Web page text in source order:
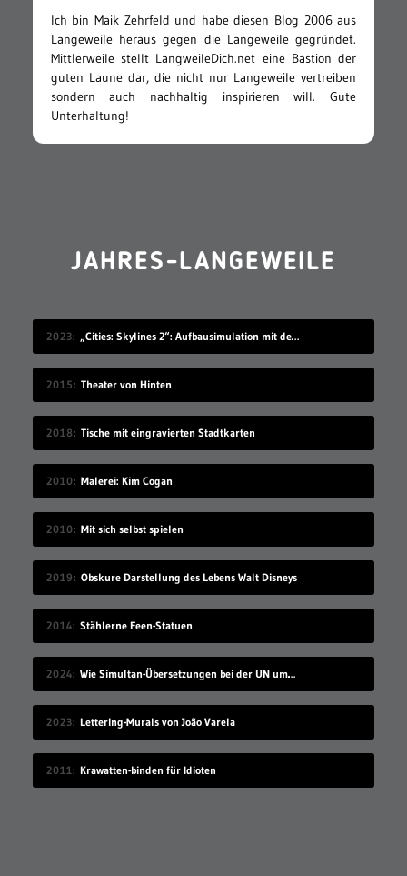
Ich bin Maik Zehrfeld und habe diesen Blog 2006 aus
Langeweile heraus gegen die Langeweile gegründet.
Mittlerweile stellt LangweileDich.net eine Bastion der
guten Laune dar, die nicht nur Langeweile vertreiben
sondern auch nachhaltig inspirieren will. Gute
Unterhaltung!
JAHRES-LANGEWEILE
2023 „Cities: Skylines 2“: Aufbausimulation mit den komplexesten Straßensystemen
2015 Theater von Hinten
2018 Tische mit eingravierten Stadtkarten
2010 Malerei: Kim Cogan
2010 Mit sich selbst spielen
2019 Obskure Darstellung des Lebens Walt Disneys
2014 Stählerne Feen-Statuen
2024 Wie Simultan-Übersetzungen bei der UN umgesetzt werden
2023 Lettering-Murals von João Varela
2011 Krawatten-binden für Idioten